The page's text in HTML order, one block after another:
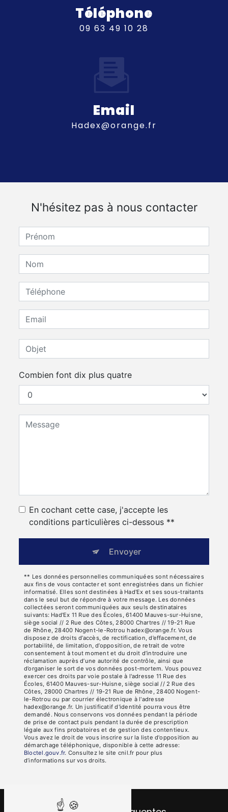
Téléphone
09 63 49 10 28
Email
hadex@orange.fr
N'hésitez pas à nous contacter
Combien font dix plus quatre
En cochant cette case, j'accepte les
conditions particulières ci-dessous **
Envoyer
** Les données personnelles communiquées sont nécessaires
aux fins de vous contacter et sont enregistrées dans un fichier
informatisé. Elles sont destinées à Had'Ex et ses sous-traitants
dans le seul but de répondre à votre message. Les données
collectées seront communiquées aux seuls destinataires
suivants: Had'Ex 11 Rue des Écoles, 61400 Mauves-sur-Huisne,
siège social // 2 Rue des Côtes, 28000 Chartres // 19-21 Rue
de Rhône, 28400 Nogent-le-Rotrou hadex@orange.fr. Vous
disposez de droits d’accès, de rectification, d’effacement, de
portabilité, de limitation, d’opposition, de retrait de votre
consentement à tout moment et du droit d’introduire une
réclamation auprès d’une autorité de contrôle, ainsi que
d’organiser le sort de vos données post-mortem. Vous pouvez
exercer ces droits par voie postale à l'adresse 11 Rue des
Écoles, 61400 Mauves-sur-Huisne, siège social // 2 Rue des
Côtes, 28000 Chartres // 19-21 Rue de Rhône, 28400 Nogent-
le-Rotrou ou par courrier électronique à l'adresse
hadex@orange.fr. Un justificatif d'identité pourra vous être
demandé. Nous conservons vos données pendant la période
de prise de contact puis pendant la durée de prescription
légale aux fins probatoires et de gestion des contentieux.
Vous avez le droit de vous inscrire sur la liste d'opposition au
démarchage téléphonique, disponible à cette adresse:
Bloctel.gouv.fr. Consultez le site cnil.fr pour plus
d’informations sur vos droits.